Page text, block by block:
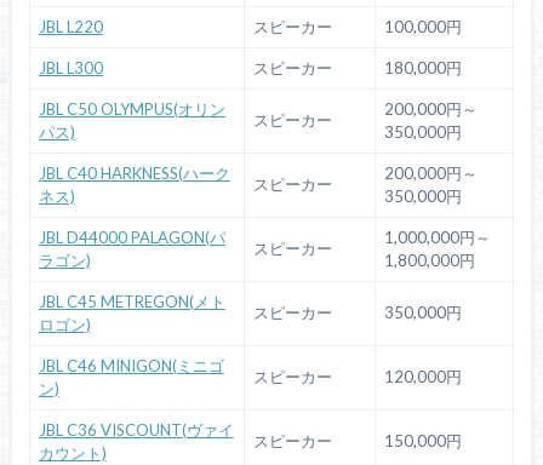
JBL L220 スピーカー 100,000円
JBL L300 スピーカー 180,000円
JBL C50 OLYMPUS(オリン
パス)
スピーカー
200,000円～
350,000円
JBL C40 HARKNESS(ハーク
ネス)
スピーカー
200,000円～
350,000円
JBL D44000 PALAGON(パ
ラゴン)
スピーカー
1,000,000円～
1,800,000円
JBL C45 METREGON(メト
ロゴン)
スピーカー 350,000円
JBL C46 MINIGON(ミニゴ
ン)
スピーカー 120,000円
JBL C36 VISCOUNT(ヴァイ
カウント)
スピーカー 150,000円